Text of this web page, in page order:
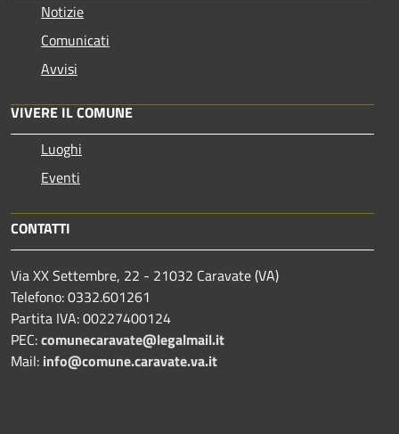
Notizie
Comunicati
Avvisi
VIVERE IL COMUNE
Luoghi
Eventi
CONTATTI
Via XX Settembre, 22 - 21032 Caravate (VA)
Telefono: 0332.601261
Partita IVA: 00227400124
PEC:comunecaravate@legalmail.it
Mail: info@comune.caravate.va.it